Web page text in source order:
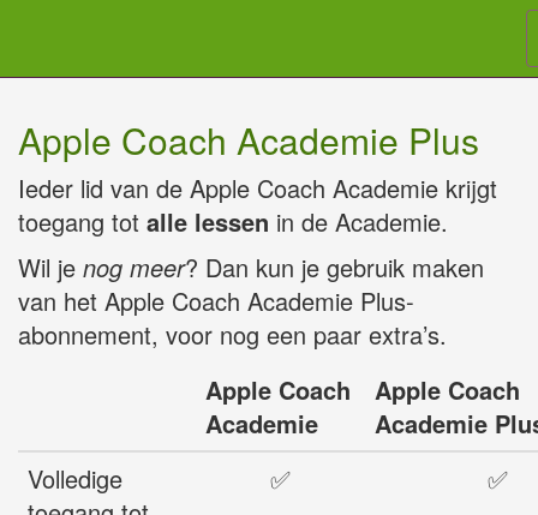
Apple Coach Academie Plus
Ieder lid van de Apple Coach Academie krijgt
toegang tot alle lessen in de Academie.
Wil je nog meer? Dan kun je gebruik maken
van het Apple Coach Academie Plus-
abonnement, voor nog een paar extra’s.
Apple Coach
Academie
Apple Coach
Academie
Volledige
✅ ✅